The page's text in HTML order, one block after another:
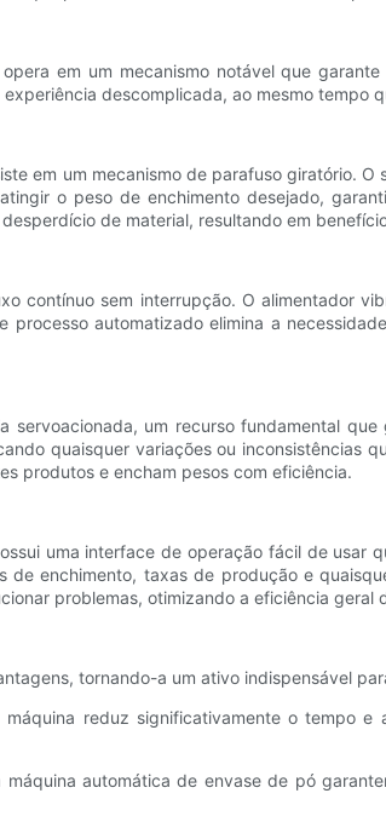
em um mecanismo notável que
descomplicada, ao mesmo tempo
em um mecanismo de parafuso giratório.
o peso de enchimento desejado,
de material, resultando em
contínuo sem interrupção. O alimentador
automatizado elimina a
um recurso fundamental
quaisquer variações ou inconsistências
produtos e encham pesos com eficiência.
uma interface de operação fácil de
enchimento, taxas de produção e
problemas, otimizando a eficiência geral
tornando-a um ativo indispensável
reduz significativamente o tempo
automática de envase de pó